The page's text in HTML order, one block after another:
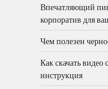
Впечатляющий
корпоратив для
Чем полезен
Как скачать
инструкция